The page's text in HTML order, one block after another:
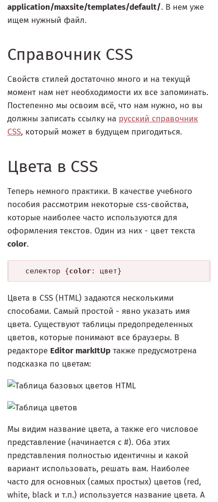
application/maxsite/templates/default/. В нем уже
ищем нужный файл.
Справочник CSS
Свойств стилей достаточно много и на текущй
момент нам нет необходимости их все запоминать.
Постепенно мы освоим всё, что нам нужно, но вы
должны записать ссылку на русский справочник
CSS, который может в будущем пригодиться.
Цвета в CSS
Теперь немного практики. В качестве учебного
пособия рассмотрим некоторые css-свойства,
которые наиболее часто используются для
оформления текстов. Один из них - цвет текста
color.
селектор {color: цвет}
Цвета в CSS (HTML) задаются несколькими
способами. Самый простой - явно указать имя
цвета. Существуют таблицы предопределенных
цветов, которые понимают все браузеры. В
редакторе Editor markItUp также предусмотрена
подсказка по цветам:
Мы видим название цвета, а также его числовое
представление (начинается с #). Оба этих
представления полностью идентичны и какой
вариант использовать, решать вам. Наиболее
часто для основных (самых простых) цветов (red,
white, black и т.п.) используется название цвета. А